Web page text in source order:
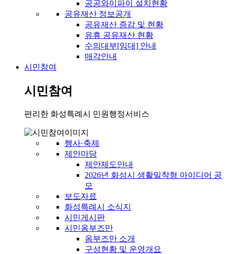
공공와이파이 설치현황
공유재산 정보공개
공유재산 증감 및 현황
유휴 공유재산 현황
수의대부[임대] 안내
매각안내
시민참여
시민참여
편리한 화성특례시 민원행정서비스
행사·축제
제안마당
제안제도안내
2026년 화성시 생활밀착형 아이디어 공
모
보도자료
화성특례시 소식지
시민게시판
시민옴부즈만
옴부즈만 소개
구성현황 및 운영개요